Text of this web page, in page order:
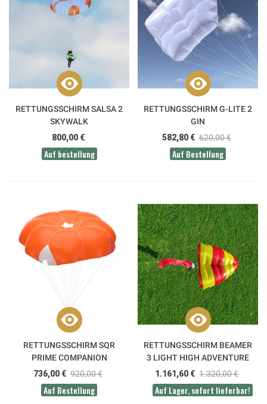
RETTUNGSSCHIRM SALSA 2
SKYWALK
800,00 €
Auf bestellung
RETTUNGSSCHIRM G-LITE 2
GIN
582,80 € 620,00 €
Auf Bestellung
RETTUNGSSCHIRM SQR
PRIME COMPANION
736,00 € 920,00 €
Auf Bestellung
RETTUNGSSCHIRM BEAMER
3 LIGHT HIGH ADVENTURE
1.161,60 € 1.320,00 €
Auf Lager, sofort lieferbar!